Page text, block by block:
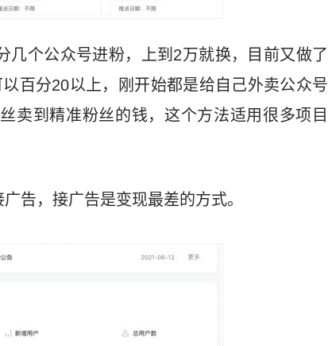
几个公众号进粉，上到2万就换，目前又做了
百分20以上，刚开始都是给自己外卖公众号
卖到精准粉丝的钱，这个方法适用很多项目
告，接广告是变现最差的方式。